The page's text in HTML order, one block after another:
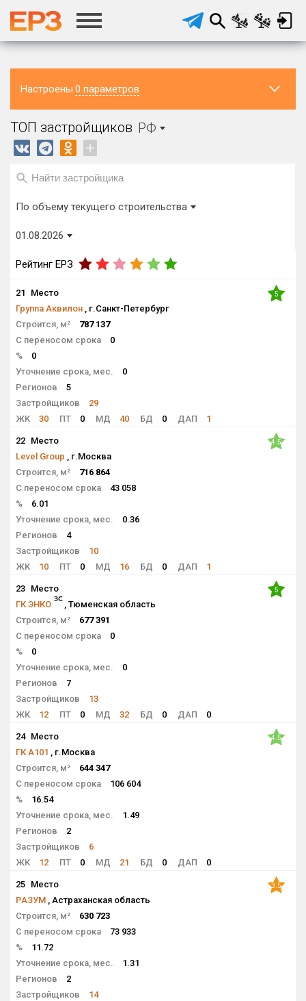
Настроены 0 параметров
РФ
регионе
Регион головного офиса
Строится, м²
Процент переноса сроков ввода
до
ТОП застройщиков РФ
+
По объему текущего строительства
01.08.2026
Рейтинг ЕРЗ
21
Место
Группа Аквилон , г.Санкт-Петербург
Строится, м²
787 137
С переносом срока
0
%
0
Уточнение срока, мес.
0
Регионов
5
Застройщиков
29
ЖК
30 ПТ 0 МД 40 БД 0 ДАП 1
5
22 Место
Level Group , г.Москва
Строится, м²
716 864
С переносом срока
43 058
%
6.01
Уточнение срока, мес.
0.36
Регионов
4
Застройщиков
10
ЖК
10 ПТ 0 МД 16 БД 0 ДАП 1
4.5
23 Место
ГК ЭНКО
, Тюменская область
Строится, м²
677 391
С переносом срока
0
%
0
Уточнение срока, мес.
0
Регионов
7
Застройщиков
13
ЖК
12 ПТ 0 МД 32 БД 0 ДАП 0
5
24 Место
ГК А101 , г.Москва
Строится, м²
644 347
С переносом срока
106 604
%
16.54
Уточнение срока, мес.
1.49
Регионов
2
Застройщиков
6
ЖК
12 ПТ 0 МД 21 БД 0 ДАП 0
4.5
25 Место
РАЗУМ , Астраханская область
Строится, м²
630 723
С переносом срока
73 933
%
11.72
Уточнение срока, мес.
1.31
Регионов
2
Застройщиков
14
3.5